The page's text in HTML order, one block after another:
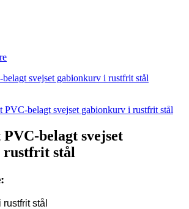
belagt svejset
rustfrit stål
stål